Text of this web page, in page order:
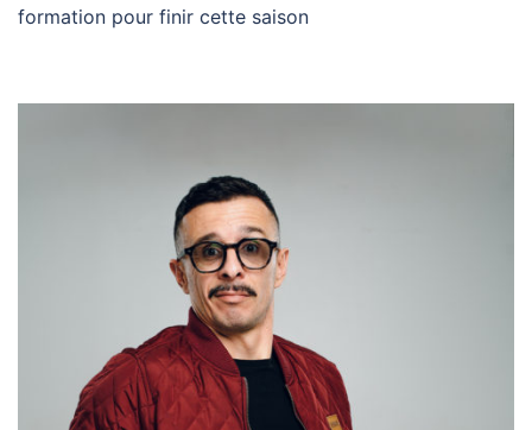
formation pour finir cette saison